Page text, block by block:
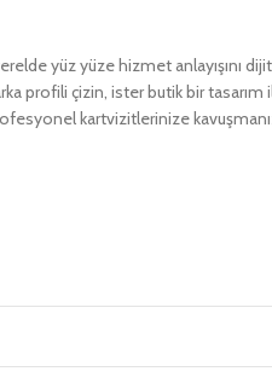
yüz yüze hizmet anlayışını
çizin, ister butik bir tasarım
kartvizitlerinize